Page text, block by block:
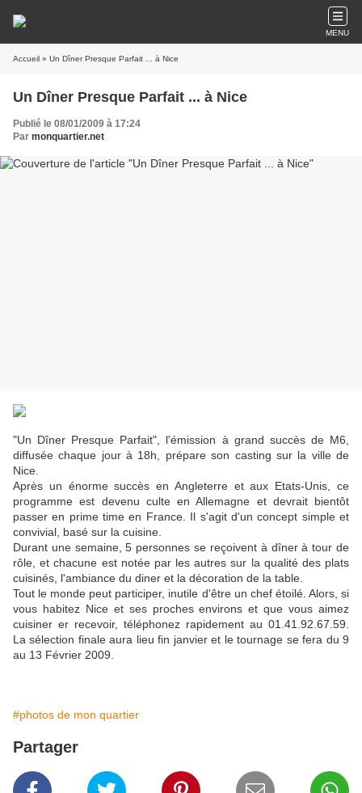
MENU
Accueil » Un Dîner Presque Parfait ... à Nice
Un Dîner Presque Parfait ... à Nice
Publié le 08/01/2009 à 17:24
Par monquartier.net
"Un Dîner Presque Parfait", l'émission à grand succès de M6,
diffusée chaque jour à 18h, prépare son casting sur la ville de
Nice.
Après un énorme succès en Angleterre et aux Etats-Unis, ce
programme est devenu culte en Allemagne et devrait bientôt
passer en prime time en France. Il s'agit d'un concept simple et
convivial, basé sur la cuisine.
Durant une semaine, 5 personnes se reçoivent à dîner à tour de
rôle, et chacune est notée par les autres sur la qualité des plats
cuisinés, l'ambiance du diner et la décoration de la table.
Tout le monde peut participer, inutile d'être un chef étoilé. Alors, si
vous habitez Nice et ses proches environs et que vous aimez
cuisiner er recevoir, téléphonez rapidement au 01.41.92.67.59.
La sélection finale aura lieu fin janvier et le tournage se fera du 9
au 13 Février 2009.
#photos de mon quartier
Partager